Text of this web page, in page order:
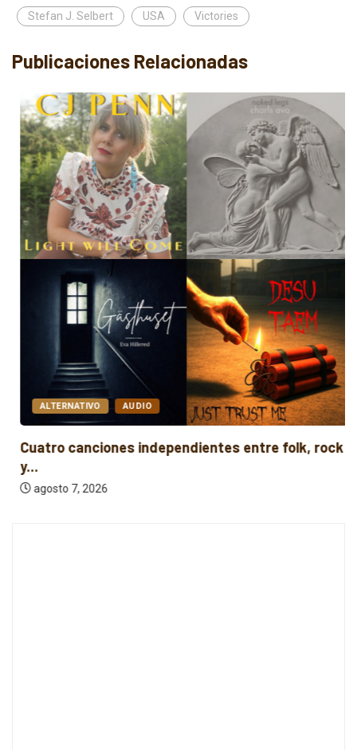
Stefan J. Selbert USA Victories
Publicaciones Relacionadas
ALTERNATIVO AUDIO
Cuatro canciones independientes entre folk, rock
y...
agosto 7, 2026